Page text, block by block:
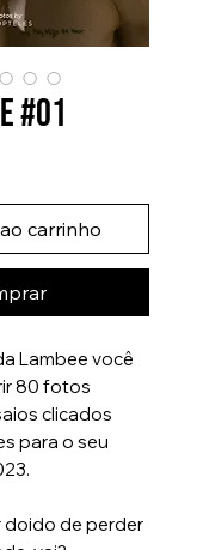
#01
carrinho
Lambee você
80 fotos
clicados
para o seu
doido de perder